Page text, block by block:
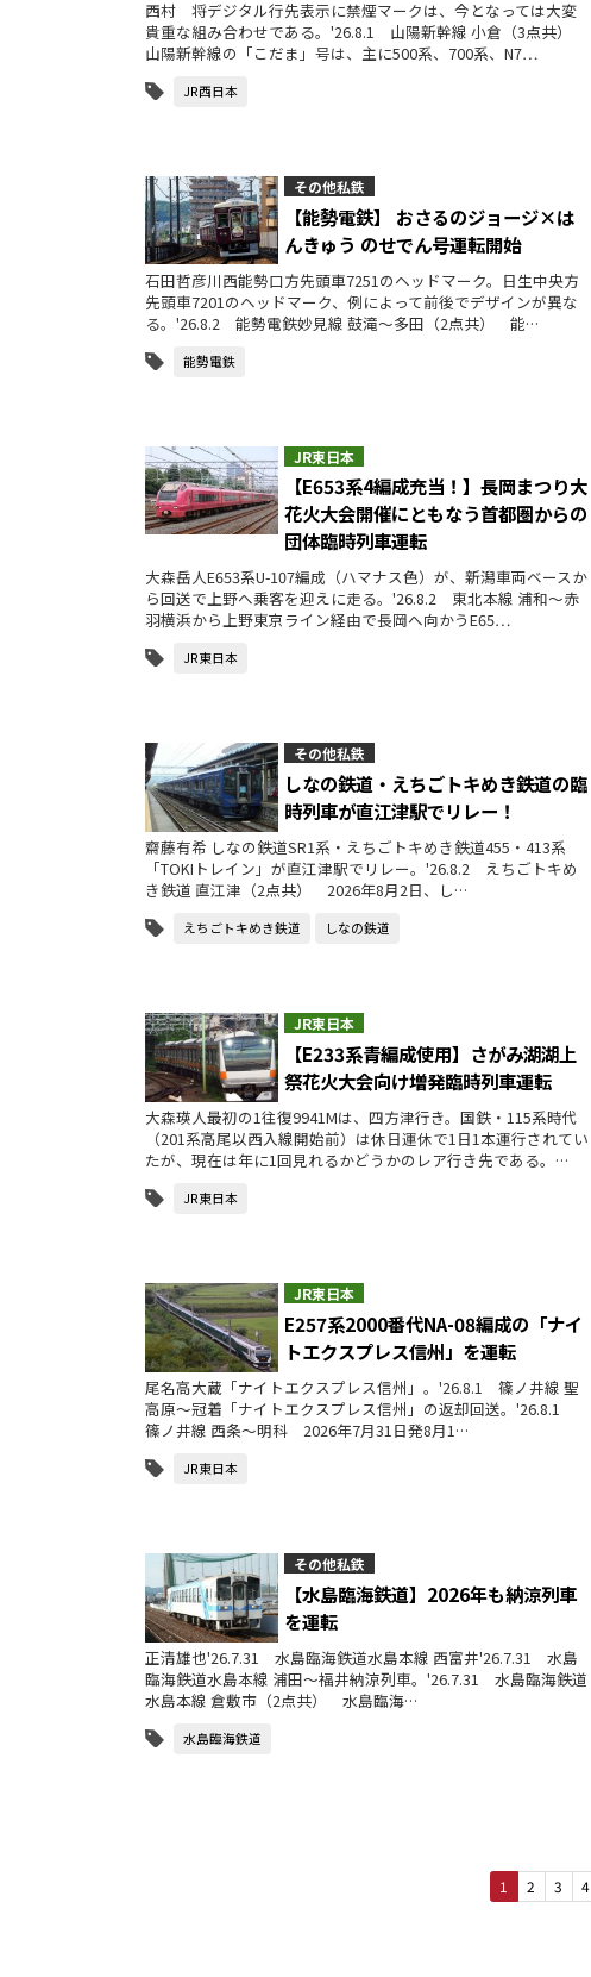
西村 将デジタル行先表示に禁煙マークは、今となっては大変
貴重な組み合わせである。'26.8.1 山陽新幹線 小倉（3点共）
山陽新幹線の「こだま」号は、主に500系、700系、N7…
JR西日本
その他私鉄
【能勢電鉄】 おさるのジョージ×は
んきゅう のせでん号運転開始
石田哲彦川西能勢口方先頭車7251のヘッドマーク。日生中央方
先頭車7201のヘッドマーク、例によって前後でデザインが異な
る。'26.8.2 能勢電鉄妙見線 鼓滝～多田（2点共） 能…
能勢電鉄
JR東日本
【E653系4編成充当！】長岡まつり大
花火大会開催にともなう首都圏からの
団体臨時列車運転
大森岳人E653系U-107編成（ハマナス色）が、新潟車両ベースか
ら回送で上野へ乗客を迎えに走る。'26.8.2 東北本線 浦和～赤
羽横浜から上野東京ライン経由で長岡へ向かうE65…
JR東日本
その他私鉄
しなの鉄道・えちごトキめき鉄道の臨
時列車が直江津駅でリレー！
齋藤有希 しなの鉄道SR1系・えちごトキめき鉄道455・413系
「TOKIトレイン」が直江津駅でリレー。'26.8.2 えちごトキめ
き鉄道 直江津（2点共） 2026年8月2日、し…
えちごトキめき鉄道 しなの鉄道
JR東日本
【E233系青編成使用】さがみ湖湖上
祭花火大会向け増発臨時列車運転
大森瑛人最初の1往復9941Mは、四方津行き。国鉄・115系時代
（201系高尾以西入線開始前）は休日運休で1日1本運行されてい
たが、現在は年に1回見れるかどうかのレア行き先である。…
JR東日本
JR東日本
E257系2000番代NA-08編成の「ナイ
トエクスプレス信州」を運転
尾名高大蔵「ナイトエクスプレス信州」。'26.8.1 篠ノ井線 聖
高原～冠着「ナイトエクスプレス信州」の返却回送。'26.8.1
篠ノ井線 西条～明科 2026年7月31日発8月1…
JR東日本
その他私鉄
【水島臨海鉄道】2026年も納涼列車
を運転
正清雄也'26.7.31 水島臨海鉄道水島本線 西富井'26.7.31 水島
臨海鉄道水島本線 浦田～福井納涼列車。'26.7.31 水島臨海鉄道
水島本線 倉敷市（2点共） 水島臨海…
水島臨海鉄道
1 2 3 4